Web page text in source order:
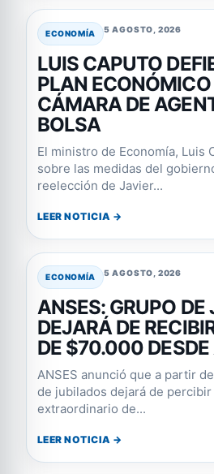
ECONOMÍA 5 AGOSTO, 2026
LUIS CAPUTO
PLAN
CÁMARA DE
BOLSA
El ministro de Economía, Luis
sobre las medidas del
reelección de Javier...
LEER NOTICIA →
ECONOMÍA 5 AGOSTO, 2026
ANSES: GRUPO
DEJARÁ DE
DE $70.000 DESDE
ANSES anunció que a partir
de jubilados dejará de
extraordinario de...
LEER NOTICIA →